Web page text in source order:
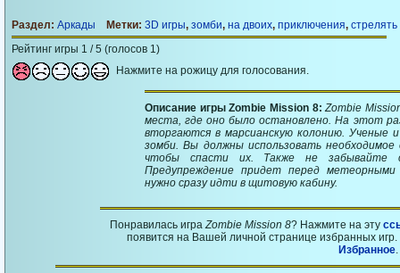
Раздел: Аркады Метки: 3D игры, зомби, на двоих, приключения, стрелять
Рейтинг игры 1 / 5 (голосов 1)
Нажмите на рожицу для голосования.
Описание игры Zombie Mission 8:Zombie
места, где оно было остановлено. На этот
вторгаются в марсианскую колонию. Ученые
зомби. Вы должны использовать
чтобы спасти их. Также не забывайте
Предупреждение придет перед метеорными
нужно сразу идти в щитовую кабину.
Понравилась играZombie Mission 8? Нажмите на эту
появится на Вашей личной странице избранных
Избранное.